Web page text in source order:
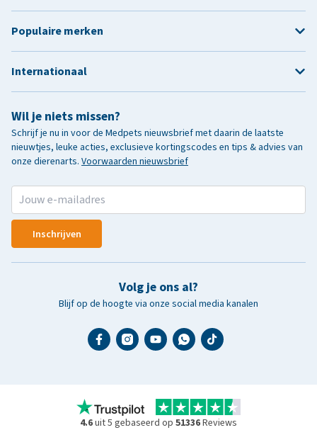
Wil je niets missen?
Schrijf je nu in voor de Medpets nieuwsbrief met daarin de laatste
nieuwtjes, leuke acties, exclusieve kortingscodes en tips & advies van
onze dierenarts. Voorwaarden nieuwsbrief
Inschrijven
Volg je ons al?
Blijf op de hoogte via onze social media kanalen
Populaire merken
Internationaal
4.6uit 5 gebaseerd op 51336Reviews